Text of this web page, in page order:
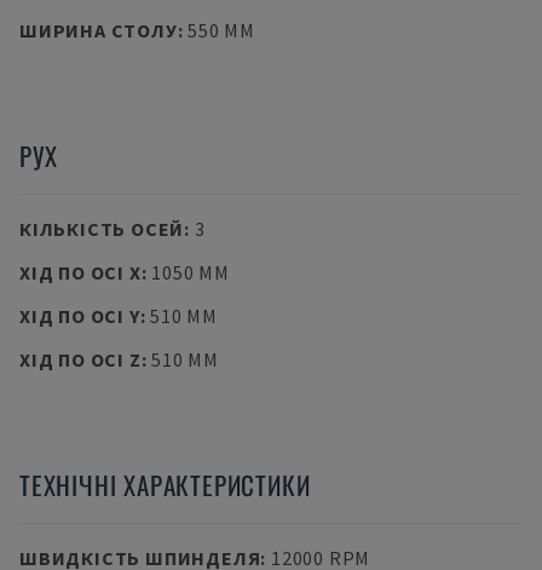
ШИРИНА СТОЛУ:550 MM
РУХ
КІЛЬКІСТЬ ОСЕЙ: 3
ХІД ПО ОСІ X: 1050 MM
ХІД ПО ОСІ Y:510 MM
ХІД ПО ОСІ Z:510 MM
ТЕХНІЧНІ ХАРАКТЕРИСТИКИ
ШВИДКІСТЬ ШПИНДЕЛЯ: 12000 RPM